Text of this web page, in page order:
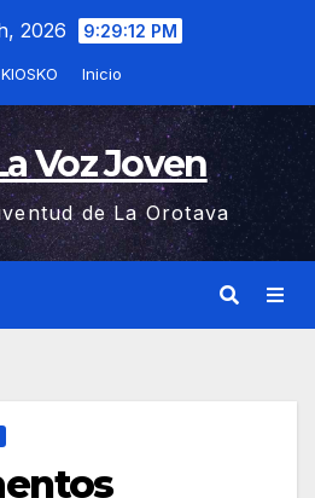
2026 9:29:13 PM
Inicio
Voz Joven
de La Orotava